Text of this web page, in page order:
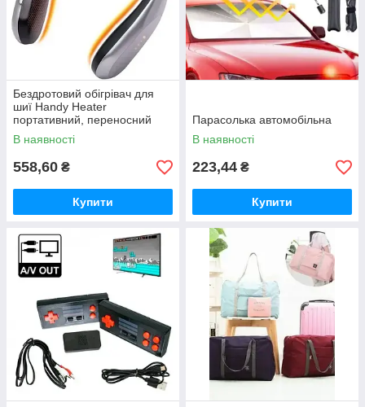
Бездротовий обігрівач для
шиї Handy Heater
портативний, переносний
обігрівач для шиї
В наявності
558,60 ₴
Купити
Парасолька автомобільна
В наявності
223,44 ₴
Купити